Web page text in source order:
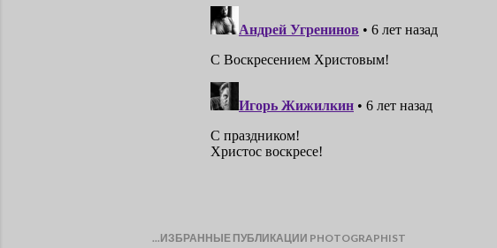
...ИЗБРАННЫЕ ПУБЛИКАЦИИ PHOTOGRAPHIST